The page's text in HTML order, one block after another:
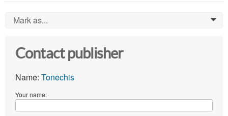
Mark as... 0
Contact publisher
Name: Tonechis
Your name: